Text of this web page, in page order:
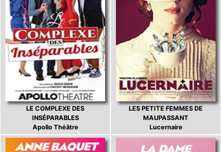
LE COMPLEXE DES
INSÉPARABLES
Apollo Théâtre
LES PETITE FEMMES DE
MAUPASSANT
Lucernaire